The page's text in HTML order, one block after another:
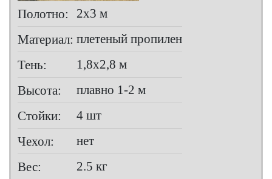
Полотно:
2х3 м
Материал: плетеный пропилен
Тень:
1,8х2,8 м
Высота:
плавно 1-2 м
Стойки:
4 шт
Чехол:
нет
Вес:
2.5 кг